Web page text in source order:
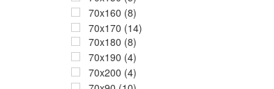
70x160 (8)
70x170 (14)
70x180 (8)
70x190 (4)
70x200 (4)